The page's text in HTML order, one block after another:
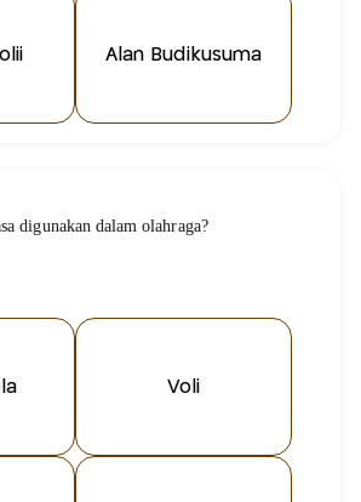
Alan Budikusuma
digunakan dalam olahraga?
Voli